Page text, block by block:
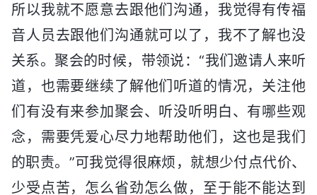
所以我就不愿意去跟他们沟通，我觉得有传福
音人员去跟他们沟通就可以了，我不了解也没
关系。聚会的时候，带领说：“我们邀请人来听
道，也需要继续了解他们听道的情况，关注他
们有没有来参加聚会、听没听明白、有哪些观
念，需要凭爱心尽力地帮助他们，这也是我们
的职责。”可我觉得很麻烦，就想少付点代价、
少受点苦，怎么省劲怎么做，至于能不能达到